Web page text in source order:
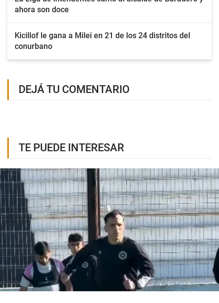
ahora son doce
Kicillof le gana a Milei en 21 de los 24 distritos del
conurbano
DEJÁ TU COMENTARIO
TE PUEDE INTERESAR